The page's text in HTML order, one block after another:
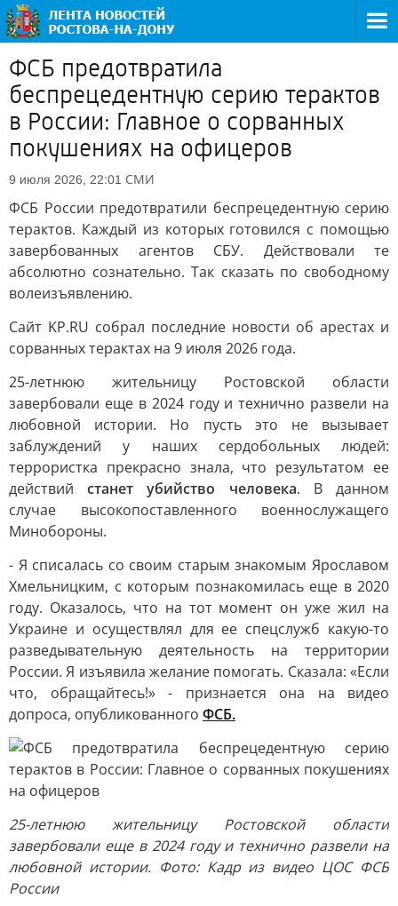
ФСБ предотвратила
беспрецедентную серию терактов
в России: Главное о сорванных
покушениях на офицеров
9 июля 2026, 22:01 СМИ
ФСБ России предотвратили беспрецедентную серию
терактов. Каждый из которых готовился с помощью
завербованных агентов СБУ. Действовали те
абсолютно сознательно. Так сказать по свободному
волеизъявлению.
Сайт KP.RU собрал последние новости об арестах и
сорванных терактах на 9 июля 2026 года.
25-летнюю жительницу Ростовской области
завербовали еще в 2024 году и технично развели на
любовной истории. Но пусть это не вызывает
заблуждений у наших сердобольных людей:
террористка прекрасно знала, что результатом ее
действийстанет убийство человека. В данном
случае высокопоставленного военнослужащего
Минобороны.
- Я списалась со своим старым знакомым Ярославом
Хмельницким, с которым познакомилась еще в 2020
году. Оказалось, что на тот момент он уже жил на
Украине и осуществлял для ее спецслужб какую-то
разведывательную деятельность на территории
России. Я изъявила желание помогать. Сказала: «Если
что, обращайтесь!» - признается она на видео
допроса, опубликованного ФСБ.
25-летнюю жительницу Ростовской области
завербовали еще в 2024 году и технично развели на
любовной истории. Фото: Кадр из видео ЦОС ФСБ
России